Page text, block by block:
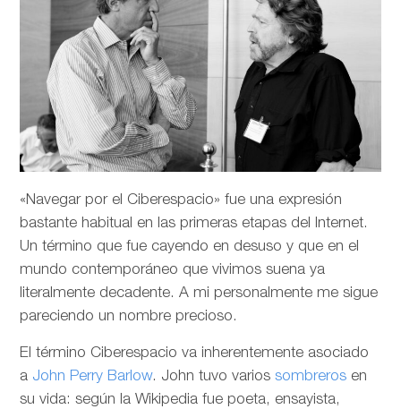
«Navegar por el Ciberespacio» fue una expresión
bastante habitual en las primeras etapas del Internet.
Un término que fue cayendo en desuso y que en el
mundo contemporáneo que vivimos suena ya
literalmente decadente. A mi personalmente me sigue
pareciendo un nombre precioso.
El término Ciberespacio va inherentemente asociado
a John Perry Barlow. John tuvo variossombreros en
su vida: según la Wikipedia fue poeta, ensayista,